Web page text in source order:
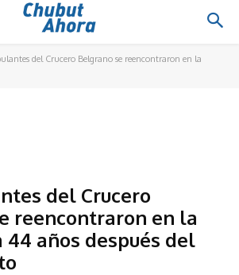
del Crucero Belgrano se reencontraron en la
del Crucero
reencontraron en la
años después del